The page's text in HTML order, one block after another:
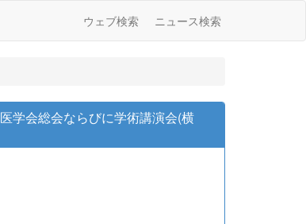
ウェブ検索 ニュース検索
学会総会ならびに学術講演会(横